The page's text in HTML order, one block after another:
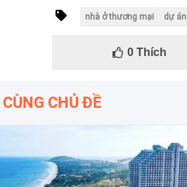
nhà ở thương mại dự án
0Thích
CÙNG CHỦ ĐỀ